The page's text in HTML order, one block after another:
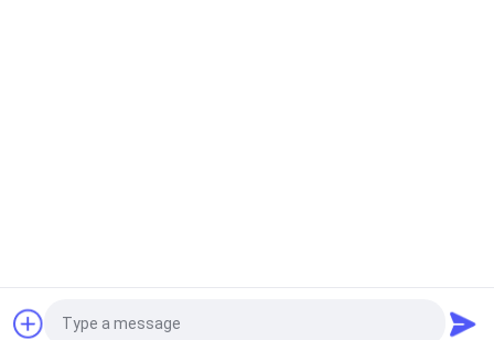
Richiedi un preventivo